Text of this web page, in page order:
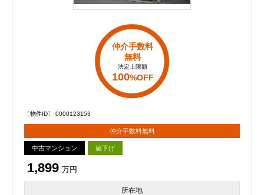
仲介手数料
無料
法定上限額
100%OFF
〔物件ID〕 0000123153
仲介手数料無料
中古マンション 値下げ
1,899 万円
所在地